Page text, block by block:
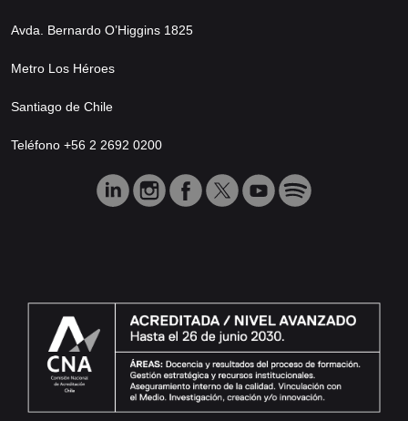
Avda. Bernardo O’Higgins 1825
Metro Los Héroes
Santiago de Chile
Teléfono +56 2 2692 0200